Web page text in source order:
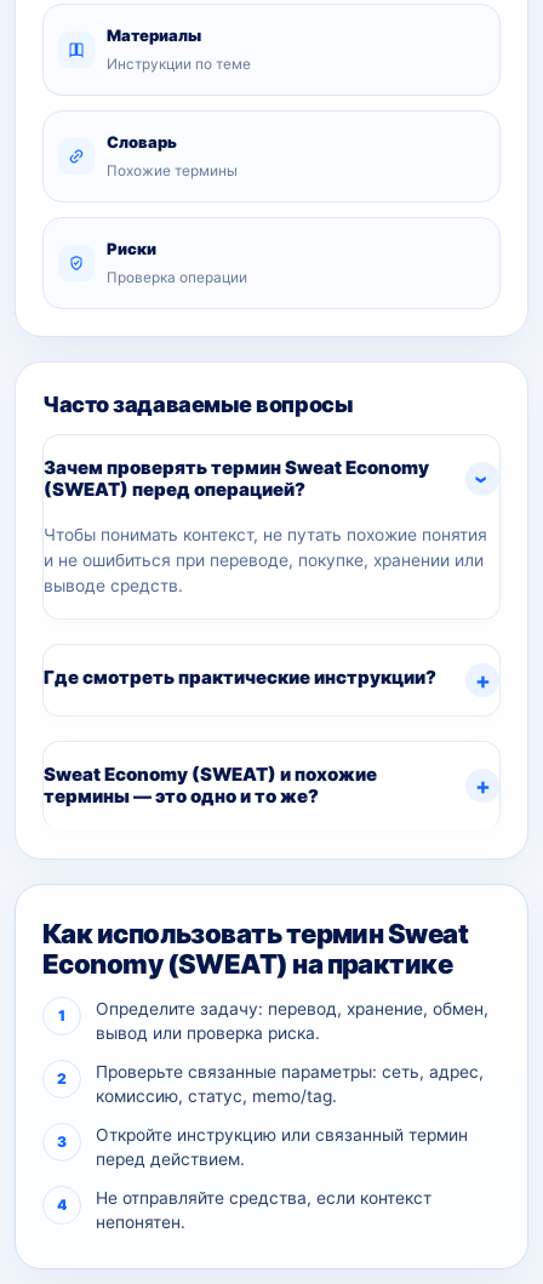
Материалы
Инструкции по теме
Словарь
Похожие термины
Риски
Проверка операции
Часто задаваемые вопросы
Зачем проверять термин Sweat Economy
(SWEAT) перед операцией?
Чтобы понимать контекст, не путать похожие понятия
и не ошибиться при переводе, покупке, хранении или
выводе средств.
Где смотреть практические инструкции?
Sweat Economy (SWEAT) и похожие
термины — это одно и то же?
Как использовать термин Sweat
Economy (SWEAT) на практике
Определите задачу: перевод, хранение, обмен,
вывод или проверка риска.
Проверьте связанные параметры: сеть, адрес,
комиссию, статус, memo/tag.
Откройте инструкцию или связанный термин
перед действием.
Не отправляйте средства, если контекст
непонятен.